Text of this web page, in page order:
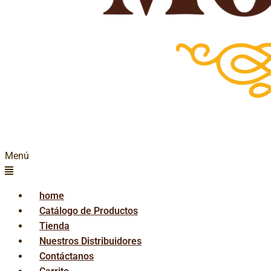
Menú
home
Catálogo de Productos
Tienda
Nuestros Distribuidores
Contáctanos